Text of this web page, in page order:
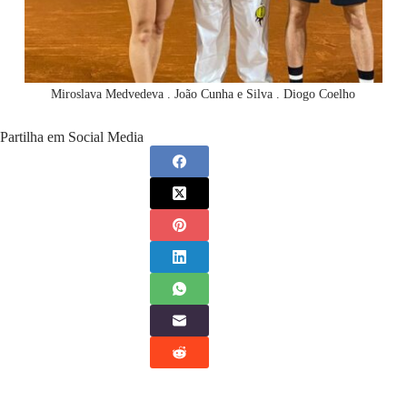
Miroslava Medvedeva . João Cunha e Silva . Diogo Coelho
Partilha em Social Media